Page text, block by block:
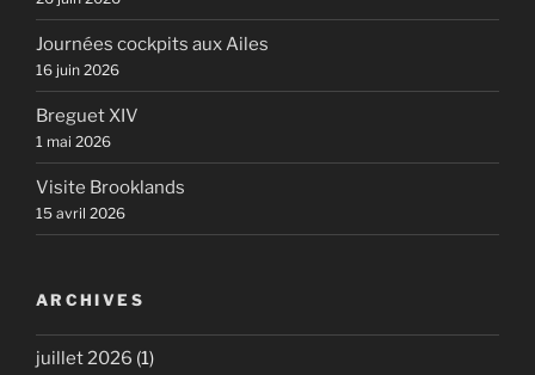
Journées cockpits aux Ailes
16 juin 2026
Breguet XIV
1 mai 2026
Visite Brooklands
15 avril 2026
ARCHIVES
juillet 2026 (1)